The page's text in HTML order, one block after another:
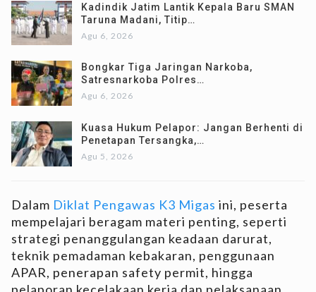
Kadindik Jatim Lantik Kepala Baru SMAN
Taruna Madani, Titip…
Agu 6, 2026
Bongkar Tiga Jaringan Narkoba,
Satresnarkoba Polres…
Agu 6, 2026
Kuasa Hukum Pelapor: Jangan Berhenti di
Penetapan Tersangka,…
Agu 5, 2026
Dalam Diklat Pengawas K3 Migas ini, peserta
mempelajari beragam materi penting, seperti
strategi penanggulangan keadaan darurat,
teknik pemadaman kebakaran, penggunaan
APAR, penerapan safety permit, hingga